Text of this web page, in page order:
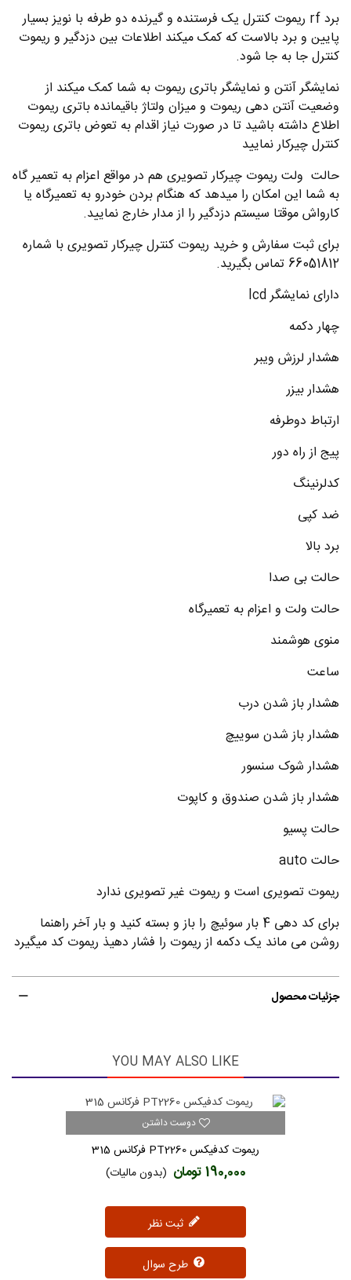
برد rf ریموت کنترل یک فرستنده و گیرنده دو طرفه با نویز بسیار
پایین و برد بالاست که کمک میکند اطلاعات بین دزدگیر و ریموت
کنترل جا به جا شود.
نمایشگر آنتن و نمایشگر باتری ریموت به شما کمک میکند از
وضعیت آنتن دهی ریموت و میزان ولتاژ باقیمانده باتری ریموت
اطلاع داشته باشید تا در صورت نیاز اقدام به تعوض باتری ریموت
کنترل چیرکار نمایید
حالت ولت ریموت چیرکار تصویری هم در مواقع اعزام به تعمیر گاه
به شما این امکان را میدهد که هنگام بردن خودرو به تعمیرگاه یا
کارواش موقتا سیستم دزدگیر را از مدار خارج نمایید.
برای ثبت سفارش و خرید ریموت کنترل چیرکار تصویری با شماره
66051812 تماس بگیرید.
دارای نمایشگر lcd
چهار دکمه
هشدار لرزش ویبر
هشدار بیزر
ارتباط دوطرفه
پیج از راه دور
کدلرنینگ
ضد کپی
برد بالا
حالت بی صدا
حالت ولت و اعزام به تعمیرگاه
منوی هوشمند
ساعت
هشدار باز شدن درب
هشدار باز شدن سوییچ
هشدار شوک سنسور
هشدار باز شدن صندوق و کاپوت
حالت پسیو
حالت auto
ریموت تصویری است و ریموت غیر تصویری ندارد
برای کد دهی 4 بار سوئیچ را باز و بسته کنید و بار آخر راهنما
روشن می ماند یک دکمه از ریموت را فشار دهیذ ریموت کد میگیرد
جزئیات محصول
YOU MAY ALSO LIKE
دوست داشتن
ریموت کدفیکس PT2260 فرکانس 315
190,000 تومان (بدون مالیات)
ثبت نظر